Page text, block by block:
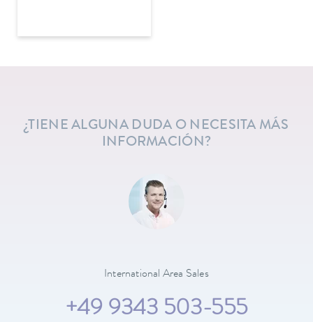
¿TIENE ALGUNA DUDA O NECESITA MÁS
INFORMACIÓN?
International Area Sales
+49 9343 503-555